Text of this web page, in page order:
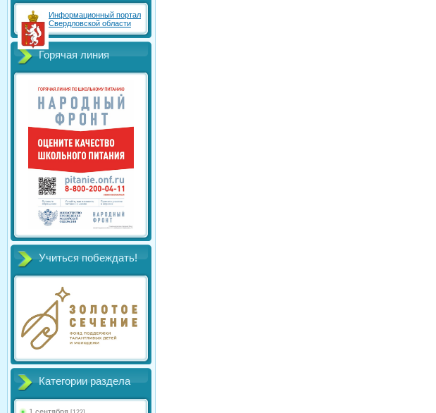
Информационный портал
Свердловской области
Горячая линия
Учиться побеждать!
Категории раздела